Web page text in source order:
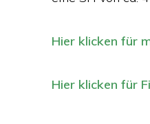
Hier klicken für
Hier klicken für